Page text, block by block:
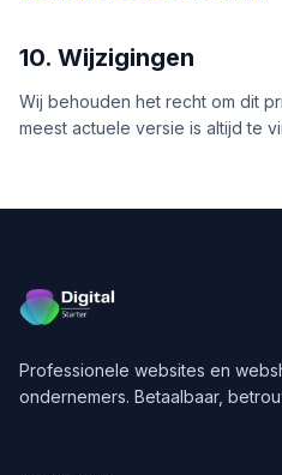
10. Wijzigingen
Wij behouden het recht om dit
meest actuele versie is altijd te
Professionele websites en
ondernemers. Betaalbaar,